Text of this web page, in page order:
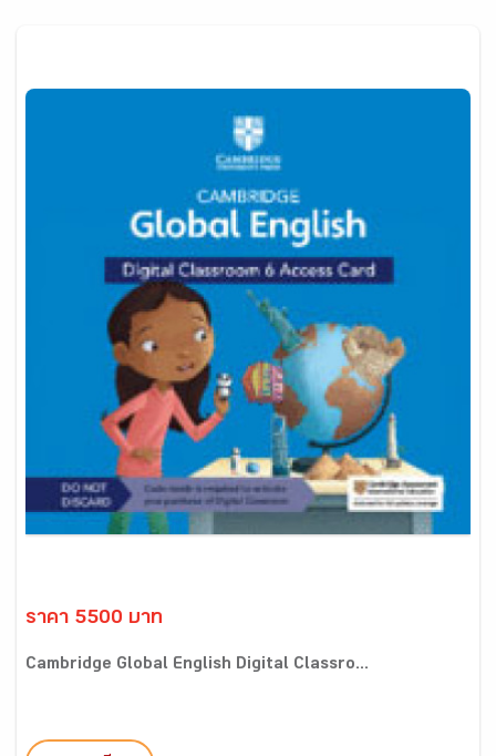
ราคา 5500 บาท
Cambridge Global English Digital Classro...